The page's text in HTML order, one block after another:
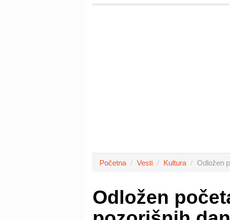
Početna Vesti Kultura Odložen
Odložen